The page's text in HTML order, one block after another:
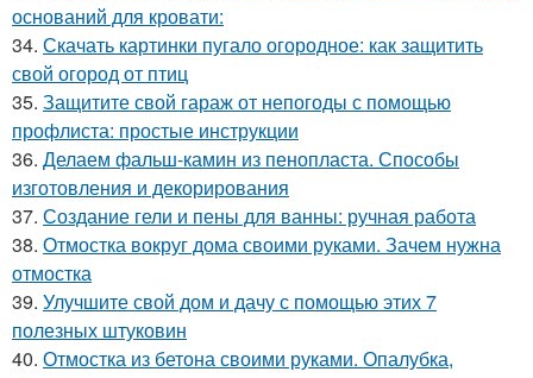
оснований для кровати:
34. Скачать картинки пугало огородное: как защитить
свой огород от птиц
35. Защитите свой гараж от непогоды с помощью
профлиста: простые инструкции
36. Делаем фальш-камин из пенопласта. Способы
изготовления и декорирования
37. Создание гели и пены для ванны: ручная работа
38. Отмостка вокруг дома своими руками. Зачем нужна
отмостка
39. Улучшите свой дом и дачу с помощью этих 7
полезных штуковин
40. Отмостка из бетона своими руками. Опалубка,